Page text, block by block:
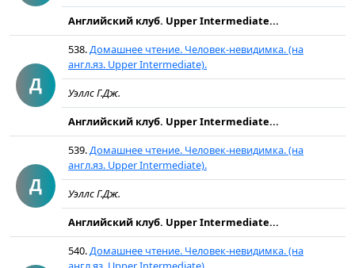
Английский клуб. Upper Intermediate...
Д
538.Домашнее чтение. Человек-невидимка. (на
англ.яз. Upper Intermediate).
Уэллс Г.Дж.
Английский клуб. Upper Intermediate...
Д
539.Домашнее чтение. Человек-невидимка. (на
англ.яз. Upper Intermediate).
Уэллс Г.Дж.
Английский клуб. Upper Intermediate...
540.Домашнее чтение. Человек-невидимка. (на